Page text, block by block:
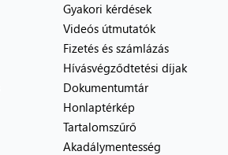
Gyakori kérdések
Videós útmutatók
Fizetés és számlázás
Hívásvégződtetési díjak
Dokumentumtár
Honlaptérkép
Tartalomszűrő
Akadálymentesség